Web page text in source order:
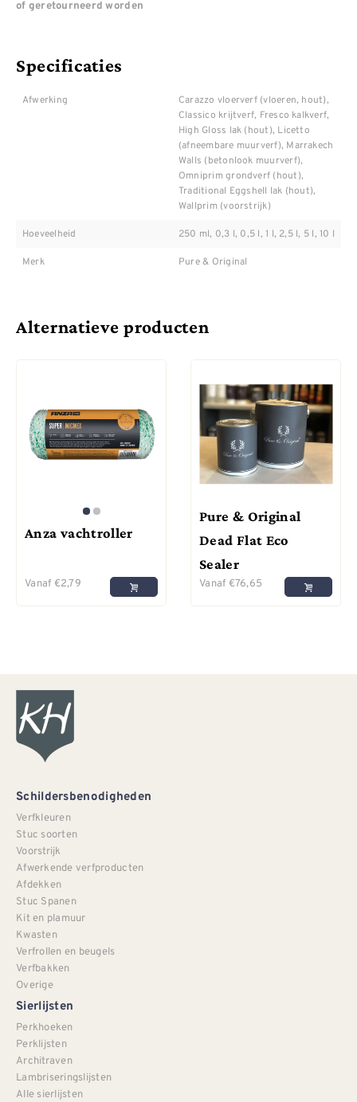
of geretourneerd worden
Specificaties
Afwerking
Carazzo vloerverf (vloeren, hout),
Classico krijtverf, Fresco kalkverf,
High Gloss lak (hout), Licetto
(afneembare muurverf), Marrakech
Walls (betonlook muurverf),
Omniprim grondverf (hout),
Traditional Eggshell lak (hout),
Wallprim (voorstrijk)
Hoeveelheid 250 ml, 0,3 l, 0,5 l, 1 l, 2,5 l, 5 l, 10 l
Merk Pure & Original
Alternatieve producten
Anza vachtroller
Vanaf €2,79
Pure & Original
Dead Flat Eco
Sealer
Vanaf €76,65
Schildersbenodigheden
Verfkleuren
Stuc soorten
Voorstrijk
Afwerkende verfproducten
Afdekken
Stuc Spanen
Kit en plamuur
Kwasten
Verfrollen en beugels
Verfbakken
Overige
Sierlijsten
Perkhoeken
Perklijsten
Architraven
Lambriseringslijsten
Alle sierlijsten